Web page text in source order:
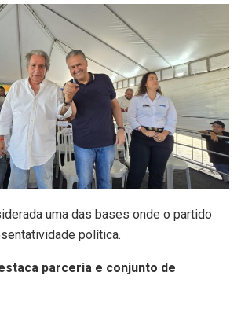
uma das bases onde o partido
política.
parceria e conjunto de